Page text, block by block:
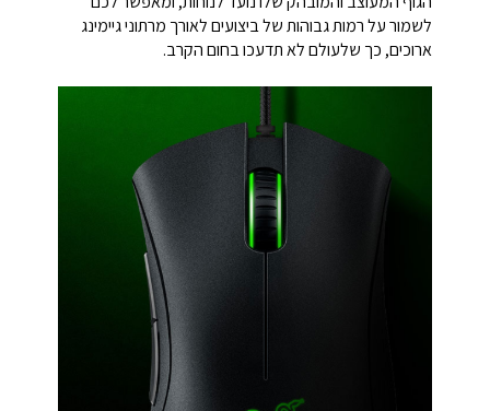
לשמור על רמות גבוהות של ביצועים לאורך מרתוני גיימינג
ארוכים, כך שלעולם לא תדעכו בחום הקרב.